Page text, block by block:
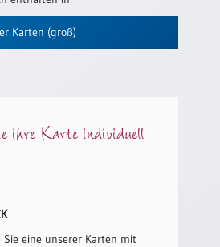
Karten (groß)
ihre Karte individuell
Sie eine unserer Karten mit